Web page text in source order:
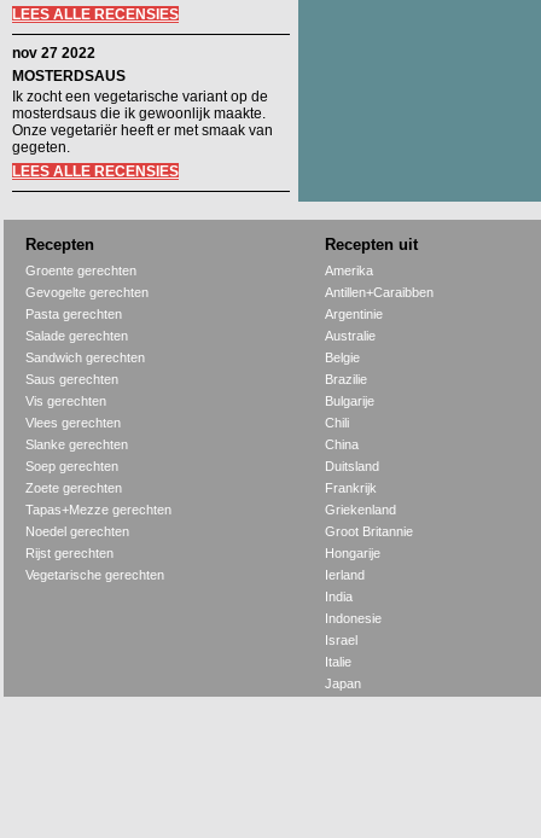
LEES ALLE RECENSIES
nov 27 2022
MOSTERDSAUS
Ik zocht een vegetarische variant op de
mosterdsaus die ik gewoonlijk maakte.
Onze vegetariër heeft er met smaak van
gegeten.
LEES ALLE RECENSIES
Recepten Recepten uit
Groente gerechten
Gevogelte gerechten
Pasta gerechten
Salade gerechten
Sandwich gerechten
Saus gerechten
Vis gerechten
Vlees gerechten
Slanke gerechten
Soep gerechten
Zoete gerechten
Tapas+Mezze gerechten
Noedel gerechten
Rijst gerechten
Vegetarische gerechten
Amerika
Antillen+Caraibben
Argentinie
Australie
Belgie
Brazilie
Bulgarije
Chili
China
Duitsland
Frankrijk
Griekenland
Groot Britannie
Hongarije
Ierland
India
Indonesie
Israel
Italie
Japan